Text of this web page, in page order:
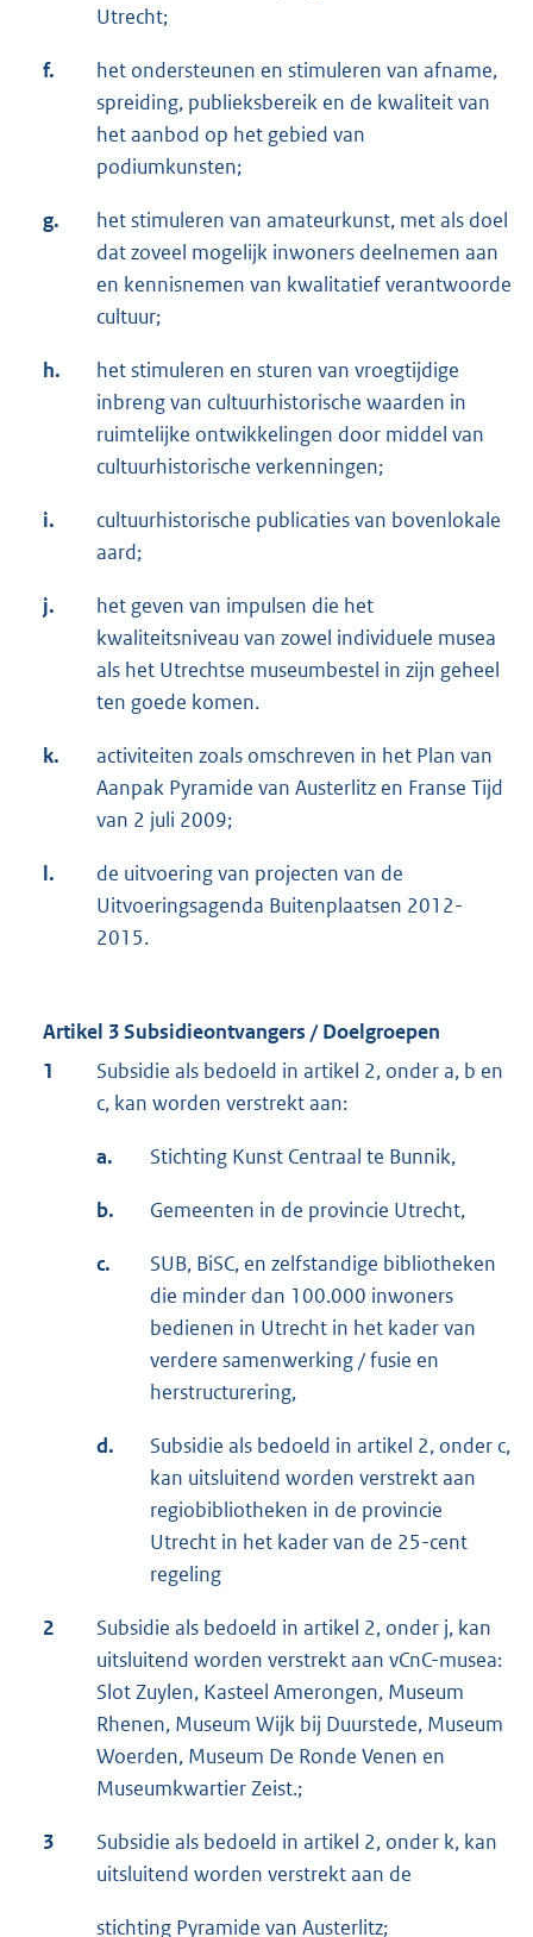
Utrecht;
f.
het ondersteunen en stimuleren van afname,
spreiding, publieksbereik en de kwaliteit van
het aanbod op het gebied van
podiumkunsten;
g.
het stimuleren van amateurkunst, met als doel
dat zoveel mogelijk inwoners deelnemen aan
en kennisnemen van kwalitatief verantwoorde
cultuur;
h.
het stimuleren en sturen van vroegtijdige
inbreng van cultuurhistorische waarden in
ruimtelijke ontwikkelingen door middel van
cultuurhistorische verkenningen;
i.
cultuurhistorische publicaties van bovenlokale
aard;
j.
het geven van impulsen die het
kwaliteitsniveau van zowel individuele musea
als het Utrechtse museumbestel in zijn geheel
ten goede komen.
k.
activiteiten zoals omschreven in het Plan van
Aanpak Pyramide van Austerlitz en Franse Tijd
van 2 juli 2009;
l.
de uitvoering van projecten van de
Uitvoeringsagenda Buitenplaatsen 2012-
2015.
Artikel 3 Subsidieontvangers / Doelgroepen
1
Subsidie als bedoeld in artikel 2, onder a, b en
c, kan worden verstrekt aan:
a. Stichting Kunst Centraal te Bunnik,
b. Gemeenten in de provincie Utrecht,
c.
SUB, BiSC, en zelfstandige bibliotheken
die minder dan 100.000 inwoners
bedienen in Utrecht in het kader van
verdere samenwerking / fusie en
herstructurering,
d.
Subsidie als bedoeld in artikel 2, onder c,
kan uitsluitend worden verstrekt aan
regiobibliotheken in de provincie
Utrecht in het kader van de 25-cent
regeling
2
Subsidie als bedoeld in artikel 2, onder j, kan
uitsluitend worden verstrekt aan vCnC-musea:
Slot Zuylen, Kasteel Amerongen, Museum
Rhenen, Museum Wijk bij Duurstede, Museum
Woerden, Museum De Ronde Venen en
Museumkwartier Zeist.;
3
Subsidie als bedoeld in artikel 2, onder k, kan
uitsluitend worden verstrekt aan de
stichting Pyramide van Austerlitz;